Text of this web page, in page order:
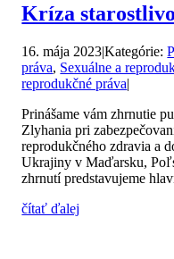
Kríza
16. mája 2023|Kategórie:
práva, Sexuálne a
reprodukčné práva|
Prinášame vám zhrnutie
Zlyhania pri
reprodukčného zdravia a
Ukrajiny v Maďarsku,
zhrnutí predstavujeme
čítať ďalej